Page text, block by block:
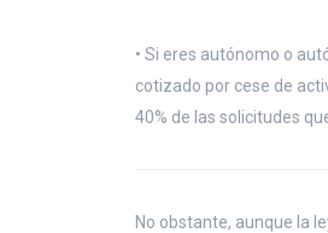
• Si eres autónomo o
cotizado por cese de
40% de las solicitudes
No obstante, aunque la